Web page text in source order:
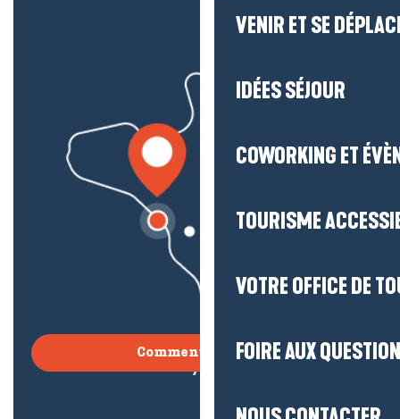
VENIR ET SE
IDÉES SÉJOUR
COWORKING ET
TOURISME
VOTRE OFFICE DE
FOIRE AUX
Comment venir ?